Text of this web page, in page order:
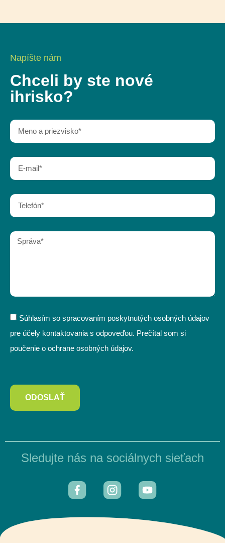
Napíšte nám
Chceli by ste nové
ihrisko?
Súhlasím so spracovaním poskytnutých osobných údajov
pre účely kontaktovania s odpoveďou. Prečítal som si
poučenie o ochrane osobných údajov.
ODOSLAŤ
Sledujte nás na sociálnych sieťach